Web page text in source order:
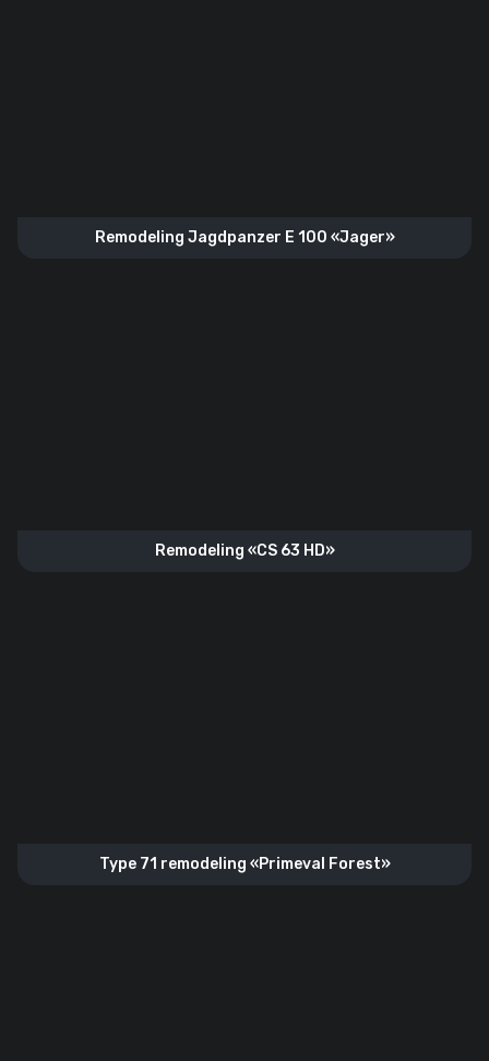
Remodeling Jagdpanzer E 100 «Jager»
Remodeling «CS 63 HD»
Type 71 remodeling «Primeval Forest»